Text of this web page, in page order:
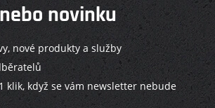
nebo novinku
nové produkty a služby
klik, když se vám newsletter nebude